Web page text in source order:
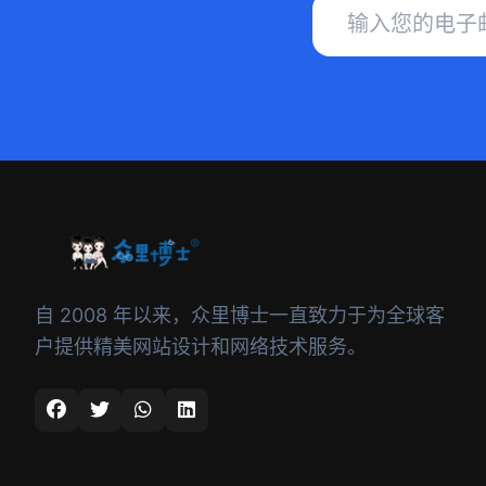
自 2008 年以来，众里博士一直致力于为全球客
户提供精美网站设计和网络技术服务。